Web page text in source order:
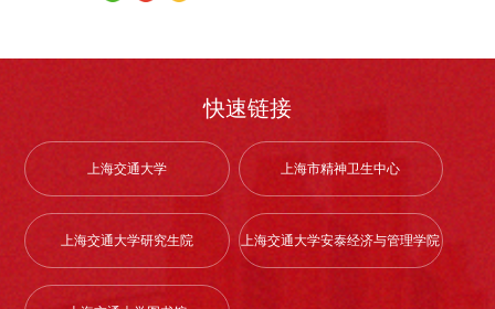
快速链接
上海交通大学 上海市精神卫生中心
上海交通大学研究生院 上海交通大学安泰经济与管理学院